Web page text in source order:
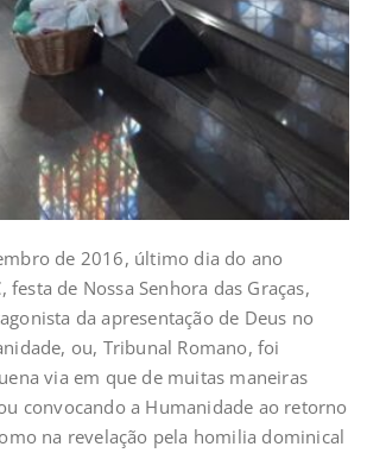
de 2016, último dia do ano
festa de Nossa Senhora das Graças,
da apresentação de Deus no
ou, Tribunal Romano, foi
via em que de muitas maneiras
convocando a Humanidade ao retorno
na revelação pela homilia dominical